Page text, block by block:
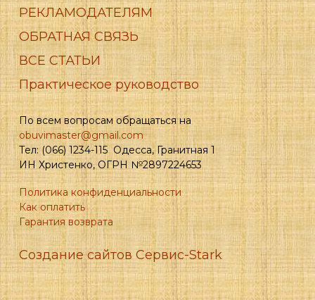
РЕКЛАМОДАТЕЛЯМ
ОБРАТНАЯ СВЯЗЬ
ВСЕ СТАТЬИ
Практическое руководство
По всем вопросам обращаться на
obuvimaster@gmail.com
Тел: (066) 1234-115 Одесса, Гранитная 1
ИН Христенко, ОГРН №2897224653
Политика конфиденциальности
Как оплатить
Гарантия возврата
Создание сайтов Сервис-Stark